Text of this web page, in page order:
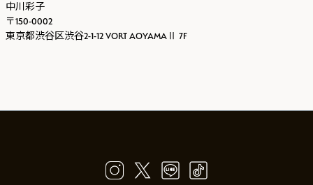
中川彩子
150-0002
東京都渋谷区渋谷2-1-12 VORT AOYAMAⅡ 7F